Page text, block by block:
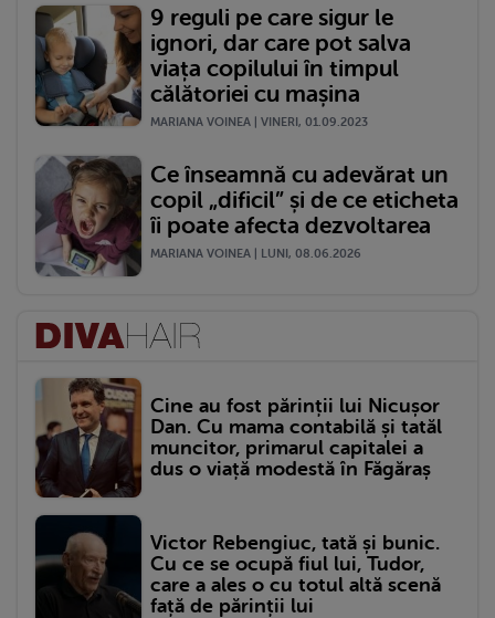
9 reguli pe care sigur le
ignori, dar care pot salva
viața copilului în timpul
călătoriei cu mașina
MARIANA VOINEA | VINERI, 01.09.2023
Ce înseamnă cu adevărat un
copil „dificil” și de ce eticheta
îi poate afecta dezvoltarea
MARIANA VOINEA | LUNI, 08.06.2026
Cine au fost părinții lui Nicușor
Dan. Cu mama contabilă și tatăl
muncitor, primarul capitalei a
dus o viață modestă în Făgăraș
Victor Rebengiuc, tată și bunic.
Cu ce se ocupă fiul lui, Tudor,
care a ales o cu totul altă scenă
față de părinții lui